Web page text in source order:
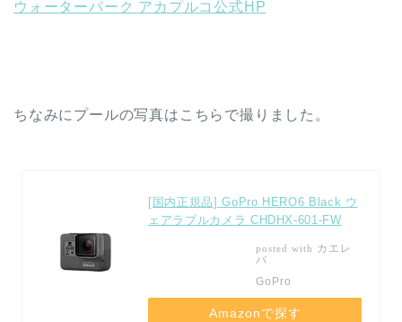
ウォーターパーク アカプルコ公式HP
ちなみにプールの写真はこちらで撮りました。
[国内正規品] GoPro HERO6 Black ウ
ェアラブルカメラ CHDHX-601-FW
posted with カエレ
バ
GoPro
Amazonで探す